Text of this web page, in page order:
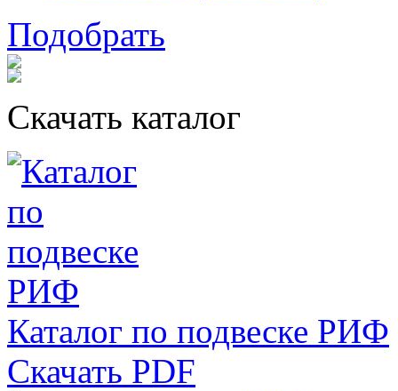
Подобрать
Скачать каталог
Каталог по подвеске РИФ
Скачать PDF